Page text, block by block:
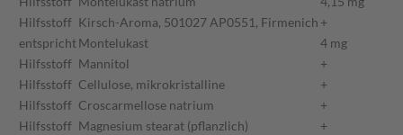
Hilfsstoff Kirsch-Aroma, 501027 AP0551, Firmenich +
entsprichtMontelukast
4 mg
Hilfsstoff Mannitol
+
Hilfsstoff Cellulose, mikrokristalline
+
Hilfsstoff Croscarmellose natrium
+
Hilfsstoff Magnesium stearat (pflanzlich)
+